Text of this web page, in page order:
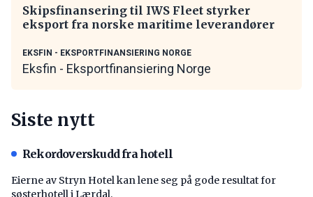
Skipsfinansering til IWS Fleet styrker
eksport fra norske maritime leverandører
EKSFIN - EKSPORTFINANSIERING NORGE
Eksfin - Eksportfinansiering Norge
Siste nytt
Rekordoverskudd fra hotell
Eierne av Stryn Hotel kan lene seg på gode resultat for
søsterhotell i Lærdal.